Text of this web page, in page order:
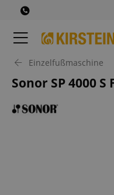
Einzelfußmaschine
Sonor SP 4000